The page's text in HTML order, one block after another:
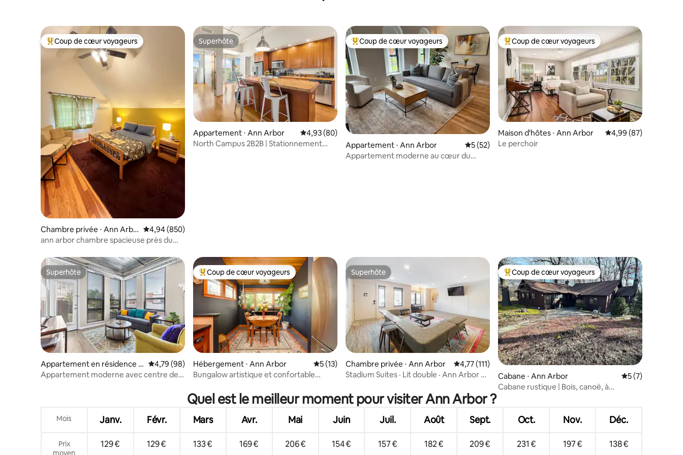
Coups de cœur voyageurs les plus appréciés
Coup de cœur voyageurs
Chambre privée ⋅ Ann Arbo
r
Évaluation moyenne sur la base de 850 commentaires : 4,94 sur 5
4,94 (850)
ann arbor chambre spacieuse près du
Superhôte
Superhôte
Appartement ⋅ Ann Arbor Évaluation moyenne sur la base de 80 commentaires : 4,93 sur 5
4,93 (80)
North Campus 2B2B | Stationnement
Coups de cœur voyageurs les plus appréciés
Coup de cœur voyageurs
Appartement ⋅ Ann Arbor Évaluation moyenne sur la base de 52 commentaires : 5 sur 5
5 (52)
Appartement moderne au cœur du
Coups de cœur voyageurs les plus appréciés
Coup de cœur voyageurs
Maison d'hôtes ⋅ Ann Arbor Évaluation moyenne
4,99 (87)
Le perchoir
Superhôte
Superhôte
Appartement en résidence ⋅
Ann Arbor
Évaluation moyenne sur la base de 98 commentaires : 4,79 sur 5
4,79 (98)
Appartement moderne avec centre de
Coups de cœur voyageurs les plus appréciés
Coup de cœur voyageurs
Hébergement ⋅ Ann Arbor Évaluation moyenne sur la base de 13 commentaires : 5 sur 5
5 (13)
Bungalow artistique et confortable
Superhôte
Superhôte
Chambre privée ⋅ Ann Arbor Évaluation moyenne sur la base de 111 commentaires : 4,77 sur 5
4,77 (111)
Stadium Suites · Lit double · Ann Arbor U-
Coups de cœur voyageurs les plus appréciés
Coup de cœur voyageurs
Cabane ⋅ Ann Arbor Évaluation
5 (7)
Cabane rustique | Bois, canoë, à
Quel est le meilleur moment pour visiter Ann Arbor ?
Mois Janv. Févr. Mars Avr. Mai Juin Juil. Août Sept. Oct. Nov. Déc.
Prix
moyen
129 € 129 € 133 € 169 € 206 € 154 € 157 € 182 € 209 € 231 € 197 € 138 €